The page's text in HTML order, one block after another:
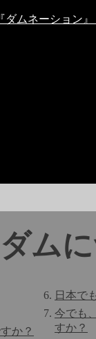
ダム
か？
日本で
今でも
すか？